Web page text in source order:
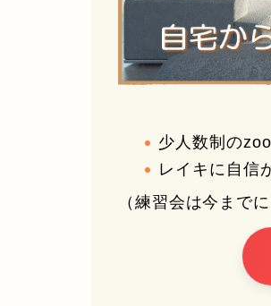
少人数制の
レイキに自信
（練習会は今まで